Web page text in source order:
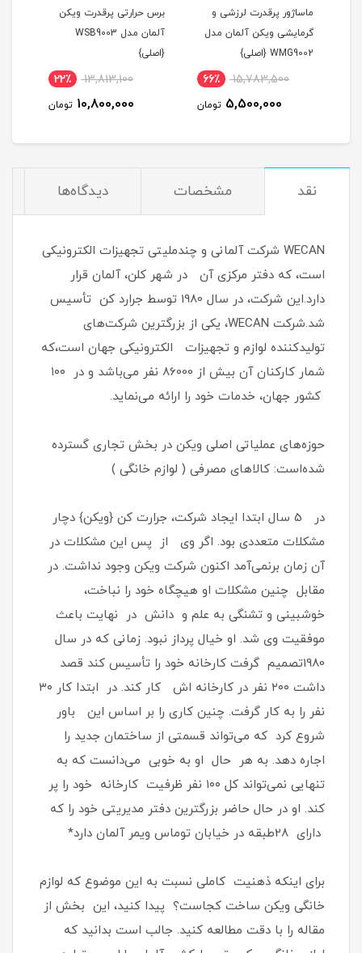
ماساژور پرقدرت لرزشی و
گرمایشی ویکن آلمان مدل
WMG9002 {اصلی}
15,783,500 66٪
5,500,000 تومان
برس حرارتی پرقدرت ویکن
آلمان مدل WSB9003
{اصلی}
13,813,100 22٪
10,800,000 تومان
نقد مشخصات دیدگاه‌ها
WECAN شرکت آلمانی و چندملیتی تجهیزات الکترونیکی
است، که دفتر مرکزی آن در شهر کلن، آلمان قرار
دارد.این شرکت، در سال 1980 توسط جرارد کن تأسیس
شد.شرکت WECAN، یکی از بزرگترین شرکت‌های
تولیدکننده لوازم و تجهیزات الکترونیکی جهان است،که
شمار کارکنان آن بیش از 86000 نفر می‌باشد و در ۱۰۰
کشور جهان، خدمات خود را ارائه می‌نماید.
حوزه‌های عملیاتی اصلی ویکن در بخش تجاری گسترده
شده‌است: کالاهای مصرفی ( لوازم خانگی )
در 5 سال ابتدا ایجاد شرکت، جرارت کن {ویکن} دچار
مشکلات متعددی بود. اگر وی از پس این مشکلات در
آن زمان برنمی‌آمد اکنون شرکت ویکن وجود نداشت. در
مقابل چنین مشکلات او هیچگاه خود را نباخت،
خوشبینی و تشنگی به علم و دانش در نهایت باعث
موفقیت وی شد. او خیال پرداز نبود. زمانی که در سال
1980تصمیم گرفت کارخانه خود را تأسیس کند قصد
داشت ۲۰۰ نفر در کارخانه اش کار کند. در ابتدا کار ۳۰
نفر را به کار گرفت. چنین کاری را بر اساس این باور
شروع کرد که می‌تواند قسمتی از ساختمان جدید را
اجاره دهد. به هر حال او به خوبی می‌دانست که به
تنهایی نمی‌تواند کل ۱۰۰ نفر ظرفیت کارخانه خود را پر
کند. او در حال حاضر بزرگترین دفتر مدیریتی خود را که
دارای 28طبقه در خیابان توماس ویمر آلمان دارد*
برای اینکه ذهنیت کاملی نسبت به این موضوع که لوازم
خانگی ویکن ساخت کجاست؟ پیدا کنید، این بخش از
مقاله را با دقت مطالعه کنید. جالب است بدانید که